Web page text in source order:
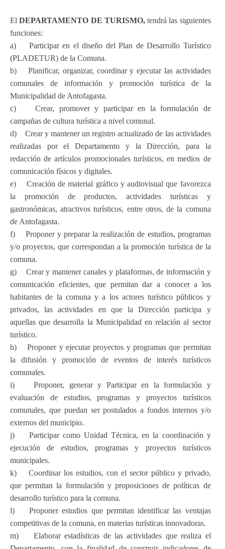
ElDEPARTAMENTO DE TURISMO,tendrá las siguientes
funciones:
a) Participar en el diseño del Plan de Desarrollo Turístico
(PLADETUR) de la Comuna.
b) Planificar, organizar, coordinar y ejecutar las actividades
comunales de información y promoción turística de la
Municipalidad de Antofagasta.
c) Crear, promover y participar en la formulación de
campañas de cultura turística a nivel comunal.
d) Crear y mantener un registro actualizado de las actividades
realizadas por el Departamento y la Dirección, para la
redacción de artículos promocionales turísticos, en medios de
comunicación físicos y digitales.
e) Creación de material gráfico y audiovisual que favorezca
la promoción de productos, actividades turísticas y
gastronómicas, atractivos turísticos, entre otros, de la comuna
de Antofagasta.
f) Proponer y preparar la realización de estudios, programas
y/o proyectos, que correspondan a la promoción turística de la
comuna.
g) Crear y mantener canales y plataformas, de información y
comunicación eficientes, que permitan dar a conocer a los
habitantes de la comuna y a los actores turístico públicos y
privados, las actividades en que la Dirección participa y
aquellas que desarrolla la Municipalidad en relación al sector
turístico.
h) Proponer y ejecutar proyectos y programas que permitan
la difusión y promoción de eventos de interés turísticos
comunales.
i) Proponer, generar y Participar en la formulación y
evaluación de estudios, programas y proyectos turísticos
comunales, que puedan ser postulados a fondos internos y/o
externos del municipio.
j) Participar como Unidad Técnica, en la coordinación y
ejecución de estudios, programas y proyectos turísticos
municipales.
k) Coordinar los estudios, con el sector público y privado,
que permitan la formulación y proposiciones de políticas de
desarrollo turístico para la comuna.
l) Proponer estudios que permitan identificar las ventajas
competitivas de la comuna, en materias turísticas innovadoras.
m) Elaborar estadísticas de las actividades que realiza el